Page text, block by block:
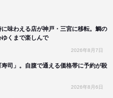
味わえる店が神戸・三宮に移転。鯛の
くまで楽しんで
2026年8月7日
司」。自腹で通える価格帯に予約が殺
2026年8月6日